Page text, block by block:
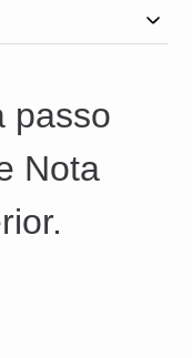
passo
Nota